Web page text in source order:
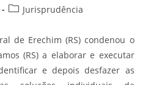
Categoria
post:
Jurisprudência
de Erechim (RS) condenou o
(RS) a elaborar e executar
e depois desfazer as